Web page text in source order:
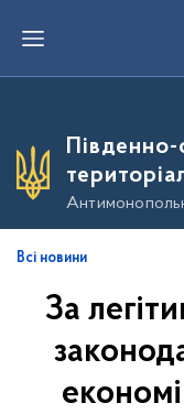
е
о
о
в
Південно-
Всі новини
За